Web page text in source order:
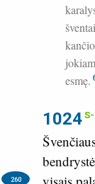
esmę.
1024
260